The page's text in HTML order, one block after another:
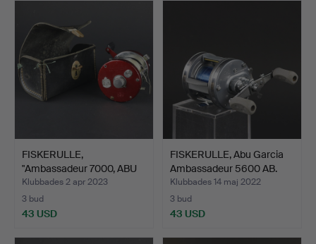
FISKERULLE,
"Ambassadeur 7000, ABU
Garcia,…
Klubbades 2 apr 2023
3 bud
43 USD
FISKERULLE, Abu Garcia
Ambassadeur 5600 AB.
Klubbades 14 maj 2022
3 bud
43 USD